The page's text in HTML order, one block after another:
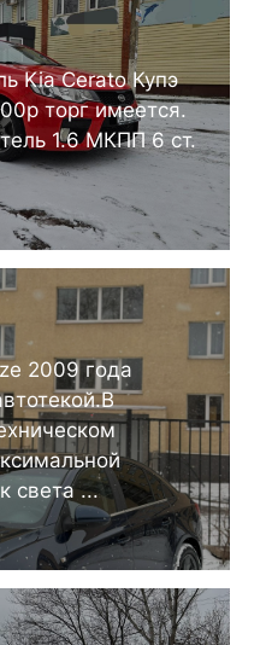
Kia Cerato Купэ
торг имеется.
1.6 МКПП 6 ст.
2009 года
света ...